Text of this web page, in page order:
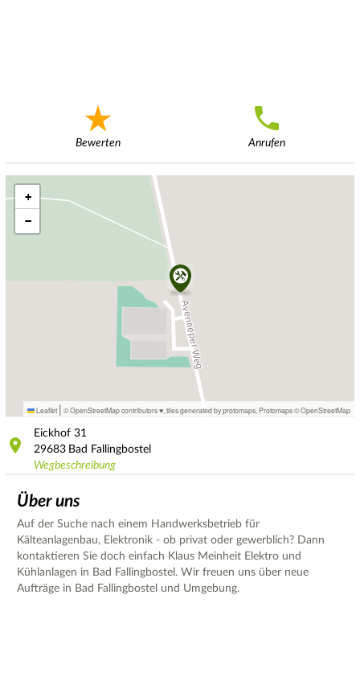
Bewerten Anrufen
+
−
Leaflet | © OpenStreetMap contributors ♥, tiles generated by protomaps Protomaps©OpenStreetMap
Eickhof 31
29683 Bad Fallingbostel
Wegbeschreibung
Über uns
Auf der Suche nach einem Handwerksbetrieb für
Kälteanlagenbau, Elektronik - ob privat oder gewerblich? Dann
kontaktieren Sie doch einfach Klaus Meinheit Elektro und
Kühlanlagen in Bad Fallingbostel. Wir freuen uns über neue
Aufträge in Bad Fallingbostel und Umgebung.